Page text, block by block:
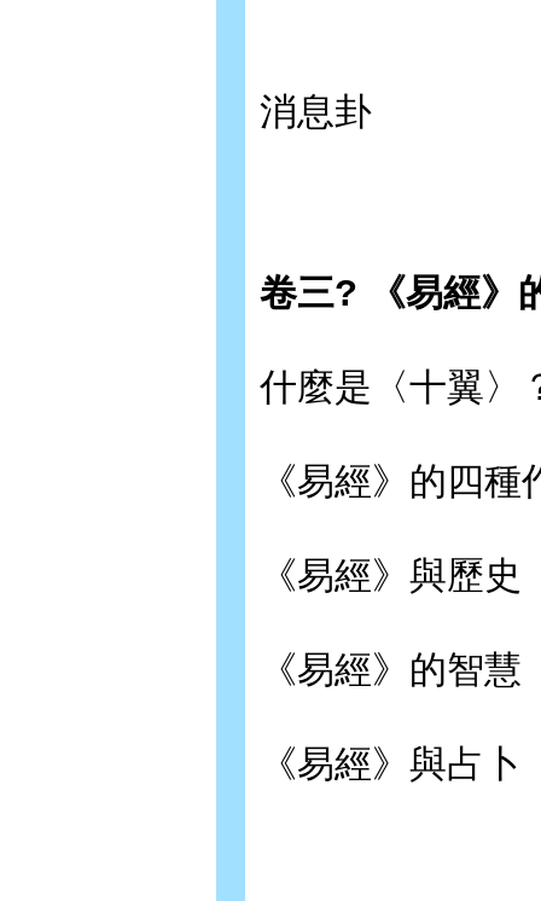
消息卦
卷三? 《易經》
什麼是〈十翼〉
《易經》的四種
《易經》與歷史
《易經》的智慧
《易經》與占卜